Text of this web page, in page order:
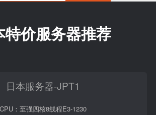
特价服务器推荐
日本服务器-JPT1
CPU：至强四核8线程E3-1230